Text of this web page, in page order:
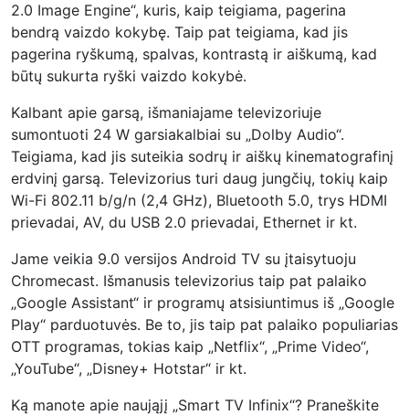
2.0 Image Engine“, kuris, kaip teigiama, pagerina
bendrą vaizdo kokybę. Taip pat teigiama, kad jis
pagerina ryškumą, spalvas, kontrastą ir aiškumą, kad
būtų sukurta ryški vaizdo kokybė.
Kalbant apie garsą, išmaniajame televizoriuje
sumontuoti 24 W garsiakalbiai su „Dolby Audio“.
Teigiama, kad jis suteikia sodrų ir aiškų kinematografinį
erdvinį garsą. Televizorius turi daug jungčių, tokių kaip
Wi-Fi 802.11 b/g/n (2,4 GHz), Bluetooth 5.0, trys HDMI
prievadai, AV, du USB 2.0 prievadai, Ethernet ir kt.
Jame veikia 9.0 versijos Android TV su įtaisytuoju
Chromecast. Išmanusis televizorius taip pat palaiko
„Google Assistant“ ir programų atsisiuntimus iš „Google
Play“ parduotuvės. Be to, jis taip pat palaiko populiarias
OTT programas, tokias kaip „Netflix“, „Prime Video“,
„YouTube“, „Disney+ Hotstar“ ir kt.
Ką manote apie naująjį „Smart TV Infinix“? Praneškite